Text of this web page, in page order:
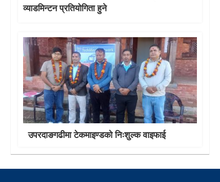
व्याडमिन्टन प्रतियोगिता हुने
उपरदाङगढीमा टेकमाइण्डको निःशुल्क वाइफाई